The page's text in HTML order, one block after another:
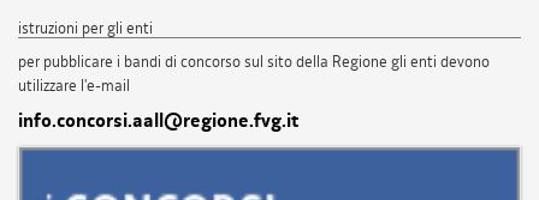
istruzioni per gli enti
per pubblicare i bandi di concorso sul sito della Regione gli enti devono
utilizzare l'e-mail
info.concorsi.aall@regione.fvg.it